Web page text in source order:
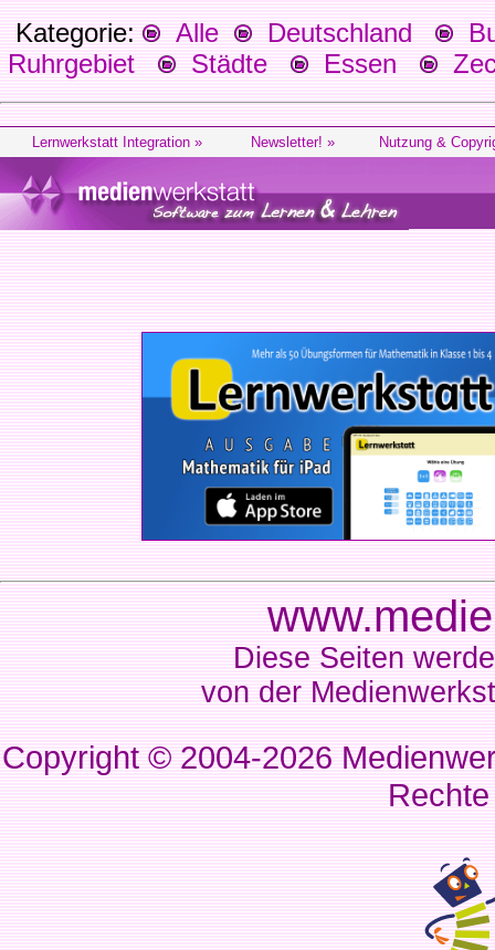
Kategorie: Alle Deutschland
Ruhrgebiet
Städte Essen
Lernwerkstatt Integration » Newsletter! » Nutzung &
Diese Seiten
von der
Copyright © 2004-2026